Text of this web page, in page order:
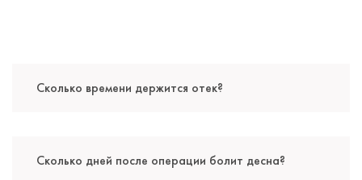
Сколько времени держится отек?
Сколько дней после операции болит десна?